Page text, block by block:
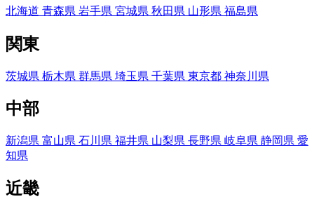
北海道 青森県 岩手県 宮城県 秋田県 山形県 福島県
関東
茨城県 栃木県 群馬県 埼玉県 千葉県 東京都 神奈川県
中部
新潟県 富山県 石川県 福井県 山梨県 長野県 岐阜県 静岡県 愛
知県
近畿